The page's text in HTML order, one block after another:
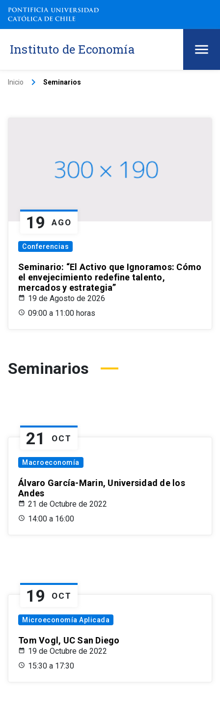
Instituto de Economía
Inicio keyboard_arrow_right Seminarios
19 AGO
Conferencias
Seminario: “El Activo que Ignoramos: Cómo
el envejecimiento redefine talento,
mercados y estrategia”
19 de Agosto de 2026
09:00 a 11:00 horas
Seminarios
21 OCT
Macroeconomía
Álvaro García-Marin, Universidad de los
Andes
21 de Octubre de 2022
14:00 a 16:00
19 OCT
Microeconomía Aplicada
Tom Vogl, UC San Diego
19 de Octubre de 2022
15:30 a 17:30